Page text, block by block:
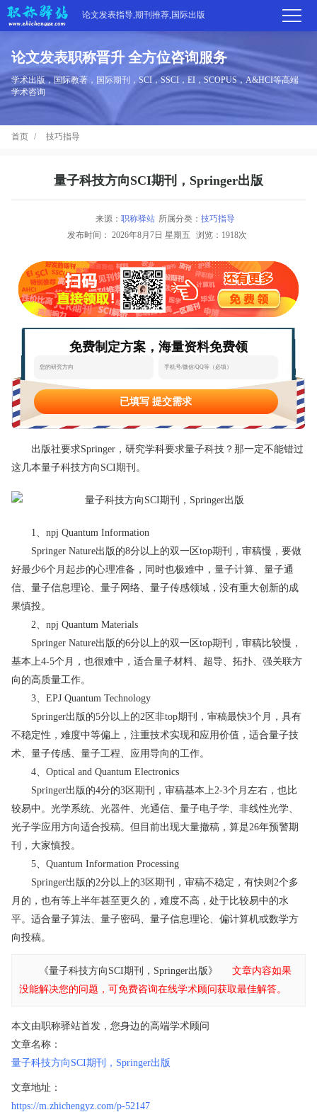
论文发表指导,期刊推荐,国际出版
首
页
学
论文发表职称晋升 全方位咨询服务
学术出版，国际教著，国际期刊，SCI，SSCI，EI，SCOPUS，A&HCI等高端
学术咨询
首页 技巧指导
量子科技方向SCI期刊，Springer出版
来源： 职称驿站 所属分类： 技巧指导
发布时间： 2026年8月7日 星期五 浏览：1918次
免费制定方案，海量资料免费领
已填写 提交需求
出版社要求Springer，研究学科要求量子科技？那一定不能错过
这几本量子科技方向SCI期刊。
1、npj Quantum Information
Springer Nature出版的8分以上的双一区top期刊，审稿慢，要做
好最少6个月起步的心理准备，同时也极难中，量子计算、量子通
信、量子信息理论、量子网络、量子传感领域，没有重大创新的成
果慎投。
2、npj Quantum Materials
Springer Nature出版的6分以上的双一区top期刊，审稿比较慢，
基本上4-5个月，也很难中，适合量子材料、超导、拓扑、强关联方
向的高质量工作。
3、EPJ Quantum Technology
Springer出版的5分以上的2区非top期刊，审稿最快3个月，具有
不稳定性，难度中等偏上，注重技术实现和应用价值，适合量子技
术、量子传感、量子工程、应用导向的工作。
4、Optical and Quantum Electronics
Springer出版的4分的3区期刊，审稿基本上2-3个月左右，也比
较易中。光学系统、光器件、光通信、量子电子学、非线性光学、
光子学应用方向适合投稿。但目前出现大量撤稿，算是26年预警期
刊，大家慎投。
5、Quantum Information Processing
Springer出版的2分以上的3区期刊，审稿不稳定，有快则2个多
月的，也有等上半年甚至更久的，难度不高，处于比较易中的水
平。适合量子算法、量子密码、量子信息理论、偏计算机或数学方
向投稿。
《量子科技方向SCI期刊，Springer出版》
文章内容如果
没能解决您的问题，可免费咨询在线学术顾问获取最佳解答。
本文由职称驿站首发，您身边的高端学术顾问
文章名称：
量子科技方向SCI期刊，Springer出版
文章地址：
https://m.zhichengyz.com/p-52147